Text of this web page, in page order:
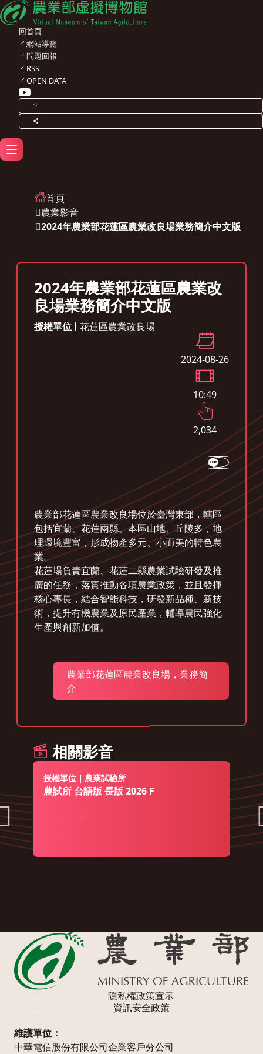
回首頁
網站導覽
問題回報
RSS
OPEN DATA
字
首頁
農業影音
2024年農業部花蓮區農業改良場業務簡介中文版
2024年農業部花蓮區農業改
良場業務簡介中文版
授權單位 花蓮區農業改良場
2024-08-26
10:49
2,034
農業部花蓮區農業改良場位於臺灣東部，轄區
包括宜蘭、花蓮兩縣。本區山地、丘陵多，地
理環境豐富，形成物產多元、小而美的特色農
業。
花蓮場負責宜蘭、花蓮二縣農業試驗研發及推
廣的任務，落實推動各項農業政策，並且發揮
核心專長，結合智能科技，研發新品種、新技
術，提升有機農業及原民產業，輔導農民強化
生產與創新加值。
農業部花蓮區農業改良場，業務簡
介
相關影音
授權單位｜農業試驗所
農試所 台語版 長版 2026 F
隱私權政策宣示
資訊安全政策
維護單位：
中華電信股份有限公司企業客戶分公司